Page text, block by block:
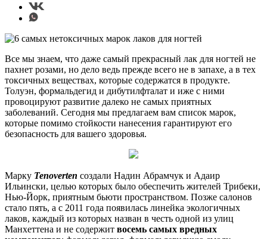
Все мы знаем, что даже самый прекрасный лак для ногтей не
пахнет розами, но дело ведь прежде всего не в запахе, а в тех
токсичных веществах, которые содержатся в продукте.
Толуэн, формальдегид и дибутилфталат и иже с ними
провоцируют развитие далеко не самых приятных
заболеваний. Сегодня мы предлагаем вам список марок,
которые помимо стойкости нанесения гарантируют его
безопасность для вашего здоровья.
Марку Tenoverten создали Надин Абрамчук и Адаир
Ильински, целью которых было обеспечить жителей Трибеки,
Нью-Йорк, приятным бьюти пространством. Позже салонов
стало пять, а с 2011 года появилась линейка экологичных
лаков, каждый из которых назван в честь одной из улиц
Манхеттена и не содержит восемь самых вредных